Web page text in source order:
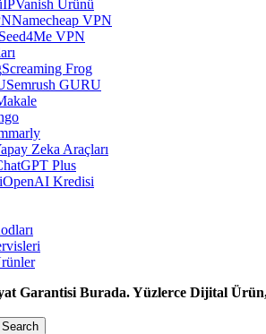
IPVanish Ürünü
Namecheap VPN
Seed4Me VPN
Screaming Frog
Semrush GURU
Zeka Araçları
Plus
OpenAI Kredisi
Garantisi Burada. Yüzlerce Dijital
Search